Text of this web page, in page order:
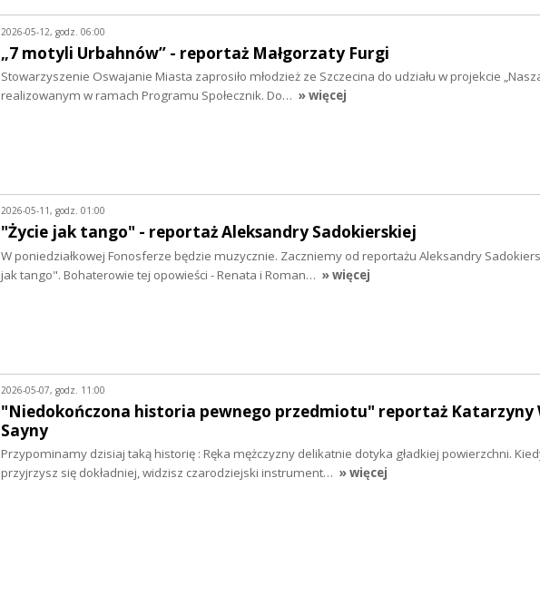
2026-05-12, godz. 06:00
„7 motyli Urbahnów” - reportaż Małgorzaty Furgi
Stowarzyszenie Oswajanie Miasta zaprosiło młodzież ze Szczecina do udziału w projekcie
realizowanym w ramach Programu Społecznik. Do… » więcej
2026-05-11, godz. 01:00
"Życie jak tango" - reportaż Aleksandry Sadokierskiej
W poniedziałkowej Fonosferze będzie muzycznie. Zaczniemy od reportażu Aleksandry
jak tango". Bohaterowie tej opowieści - Renata i Roman… » więcej
2026-05-07, godz. 11:00
"Niedokończona historia pewnego przedmiotu" reportaż Katarzyny
Sayny
Przypominamy dzisiaj taką historię : Ręka mężczyzny delikatnie dotyka gładkiej powierzchni.
przyjrzysz się dokładniej, widzisz czarodziejski instrument… » więcej